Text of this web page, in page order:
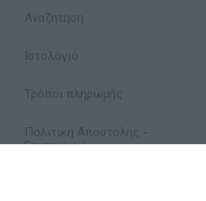
Αναζήτηση
Ιστολόγιο
Τρόποι πληρωμής
Πολιτική Αποστολής -
Επιστροφών